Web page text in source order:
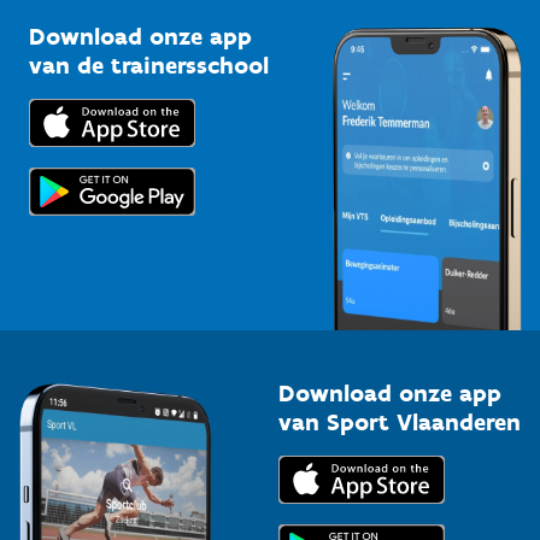
Bedrijven
Trainers en begeleiders
Topsporters
Kennisplatform
Downloads
Voor de pers
Download onze app
van de trainersschool
Download onze app
van Sport Vlaanderen